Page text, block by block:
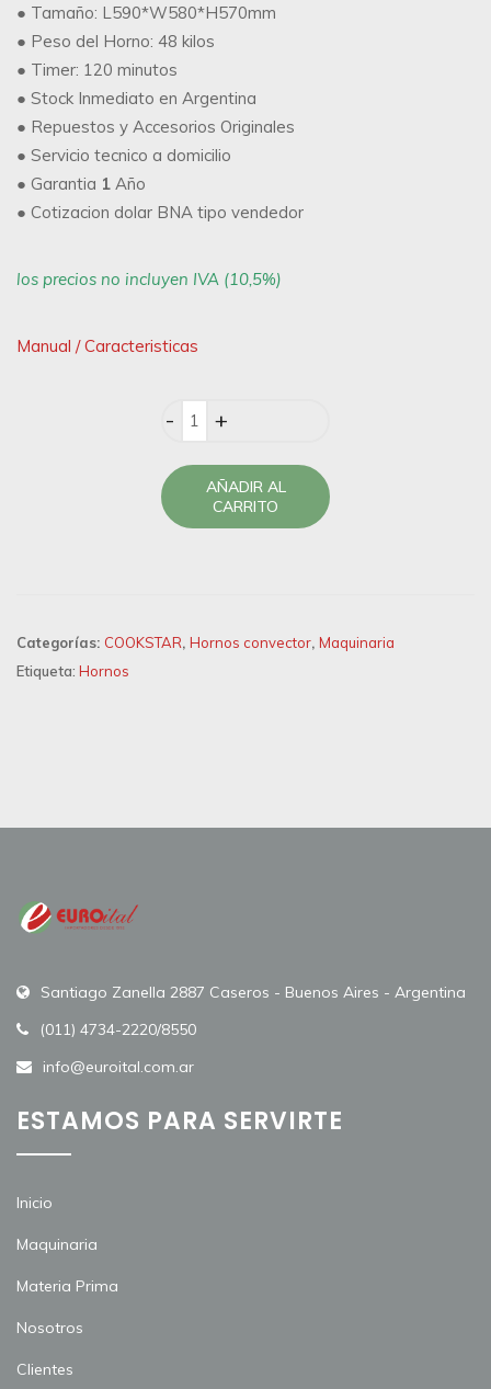
● Tamaño: L590*W580*H570mm
● Peso del Horno: 48 kilos
● Timer: 120 minutos
● Stock Inmediato en Argentina
● Repuestos y Accesorios Originales
● Servicio tecnico a domicilio
● Garantia 1 Año
● Cotizacion dolar BNA tipo vendedor
los precios no incluyen IVA (10,5%)
Manual / Caracteristicas
Quantity
AÑADIR AL
CARRITO
Categorías: COOKSTAR, Hornos convector, Maquinaria
Etiqueta: Hornos
Santiago Zanella 2887 Caseros - Buenos Aires - Argentina
(011) 4734-2220/8550
info@euroital.com.ar
ESTAMOS PARA SERVIRTE
Inicio
Maquinaria
Materia Prima
Nosotros
Clientes